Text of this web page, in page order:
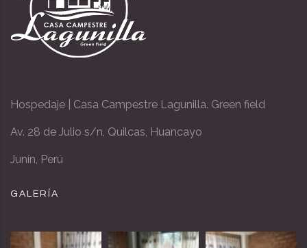
Hospedaje | Casa Campestre Lagunilla. Green field
Av. 28 de Julio s/n, Quilcas, Huancayo
Junín, Perú
GALERÍA